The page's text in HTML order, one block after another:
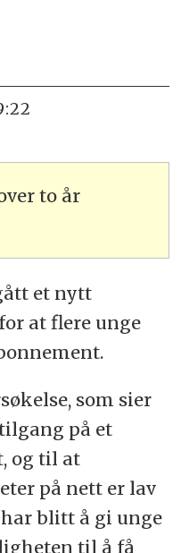
to år
et nytt
at flere unge
som sier
på et
og til at
på nett er lav
blitt å gi unge
til å få